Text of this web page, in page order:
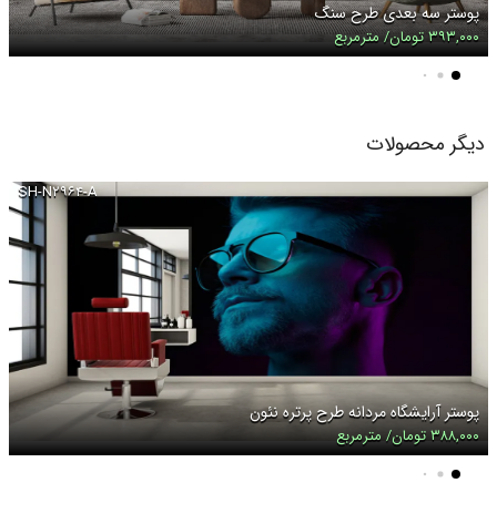
پوستر سه بعدی طرح سنگ
۳۹۳,۰۰۰ تومان/ مترمربع
دیگر محصولات
SH-N۲۹۶۴-A
پوستر آرایشگاه مردانه طرح پرتره نئون
۳۸۸,۰۰۰ تومان/ مترمربع